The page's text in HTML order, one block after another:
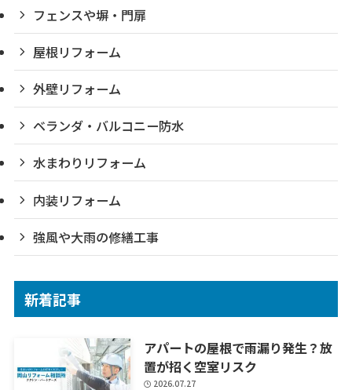
フェンスや塀・門扉
屋根リフォーム
外壁リフォーム
ベランダ・バルコニー防水
水まわりリフォーム
内装リフォーム
強風や大雨の修繕工事
新着記事
アパートの屋根で雨漏り発生？放
置が招く空室リスク
2026.07.27